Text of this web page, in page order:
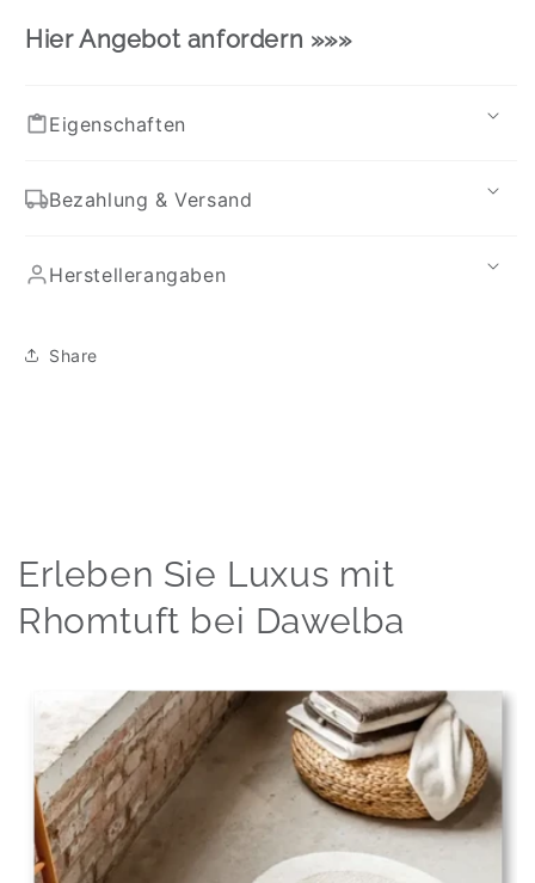
Hier Angebot anfordern »»»
Eigenschaften
Bezahlung & Versand
Herstellerangaben
Share
Erleben Sie Luxus mit
Rhomtuft bei Dawelba